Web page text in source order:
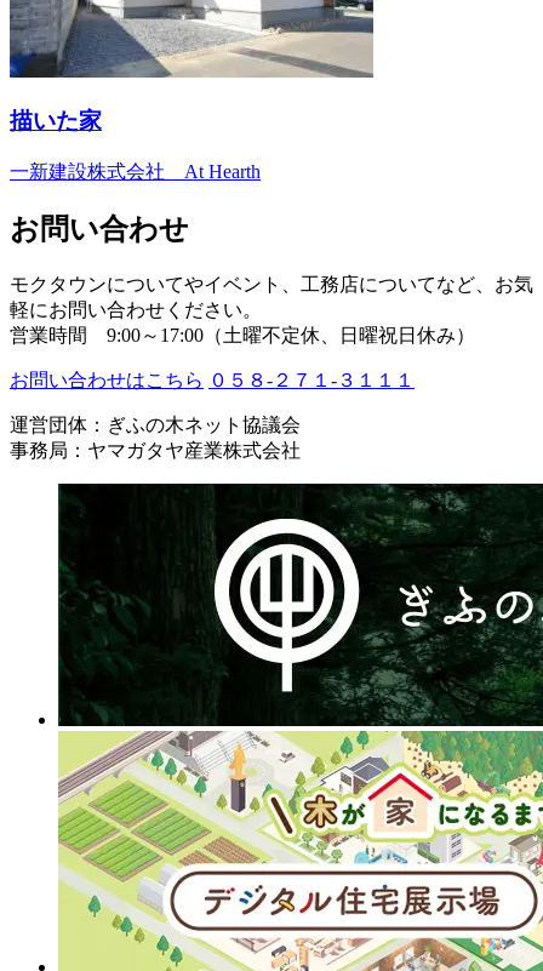
描いた家
一新建設株式会社 At Hearth
お問い合わせ
モクタウンについてやイベント、工務店についてなど、お気
軽にお問い合わせください。
営業時間 9:00～17:00（土曜不定休、日曜祝日休み）
お問い合わせはこちら ０５８-２７１-３１１１
運営団体：ぎふの木ネット協議会
事務局：ヤマガタヤ産業株式会社